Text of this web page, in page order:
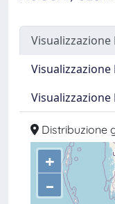
Visualizzazione
Distribuzione
+
–